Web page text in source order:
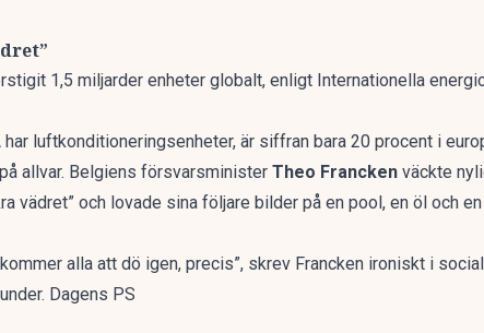
1,5 miljarder enheter globalt, enligt Internationella
luftkonditioneringsenheter, är siffran bara 20 procent i
allvar. Belgiens försvarsminister Theo Francken väckte
vädret” och lovade sina följare bilder på en pool, en öl och
alla att dö igen, precis”, skrev Francken ironiskt i
Dagens PS